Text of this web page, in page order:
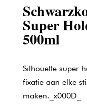
Super
500ml
Silhouette super
fixatie aan elke
maken._x000D_